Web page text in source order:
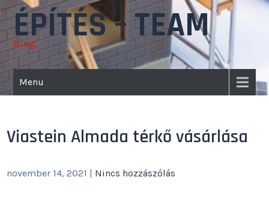
Skip
to
contentÉPÍTÉS – TEAM
Blog
Menu
Viastein Almada térkő vásárlása
november 14, 2021 | Nincs hozzászólás